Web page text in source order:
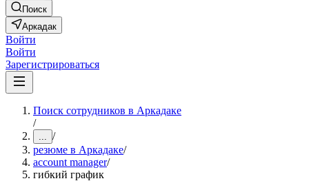
Поиск
Аркадак
Войти
Войти
Зарегистрироваться
Поиск сотрудников в Аркадаке
/
... /
резюме в Аркадаке/
account manager/
гибкий график